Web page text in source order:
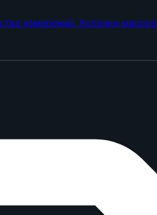
измерений. Колонки